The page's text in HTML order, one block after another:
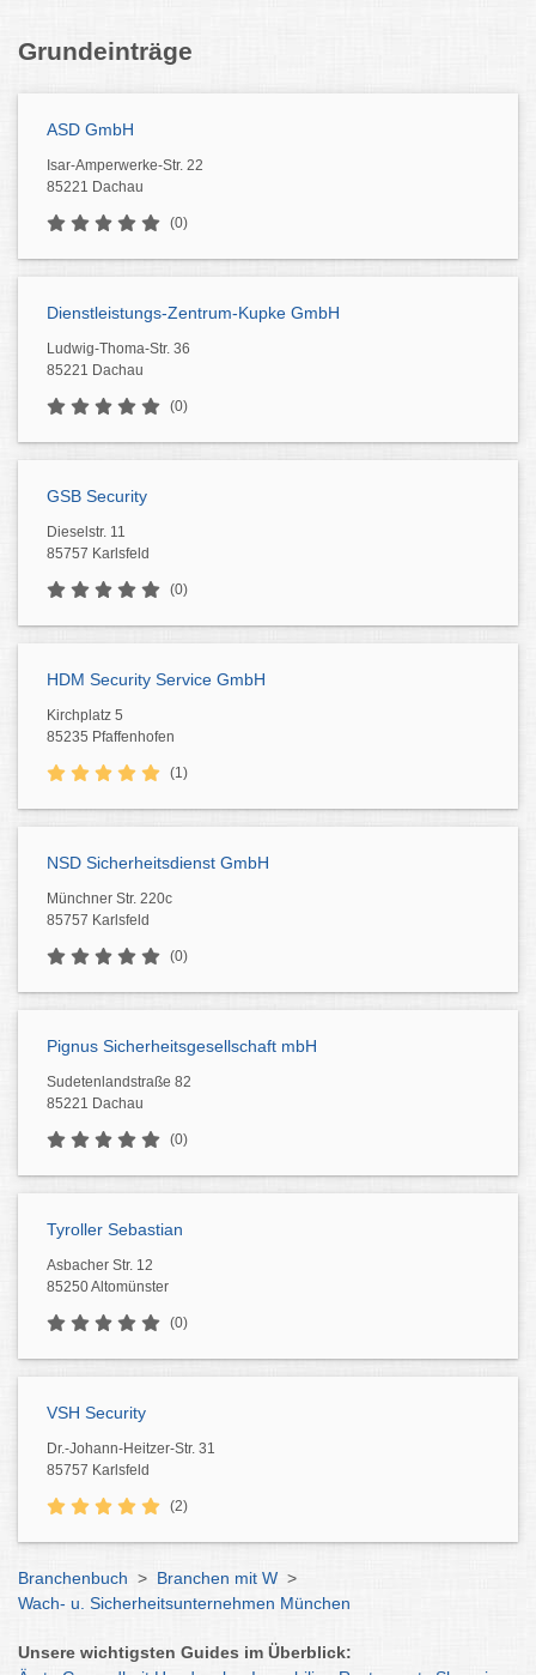
Grundeinträge
ASD GmbH
Isar-Amperwerke-Str. 22
85221 Dachau
(0)
Dienstleistungs-Zentrum-Kupke GmbH
Ludwig-Thoma-Str. 36
85221 Dachau
(0)
GSB Security
Dieselstr. 11
85757 Karlsfeld
(0)
HDM Security Service GmbH
Kirchplatz 5
85235 Pfaffenhofen
(1)
NSD Sicherheitsdienst GmbH
Münchner Str. 220c
85757 Karlsfeld
(0)
Pignus Sicherheitsgesellschaft mbH
Sudetenlandstraße 82
85221 Dachau
(0)
Tyroller Sebastian
Asbacher Str. 12
85250 Altomünster
(0)
VSH Security
Dr.-Johann-Heitzer-Str. 31
85757 Karlsfeld
(2)
Branchenbuch > Branchen mit W >
Wach- u. Sicherheitsunternehmen München
Unsere wichtigsten Guides im Überblick: